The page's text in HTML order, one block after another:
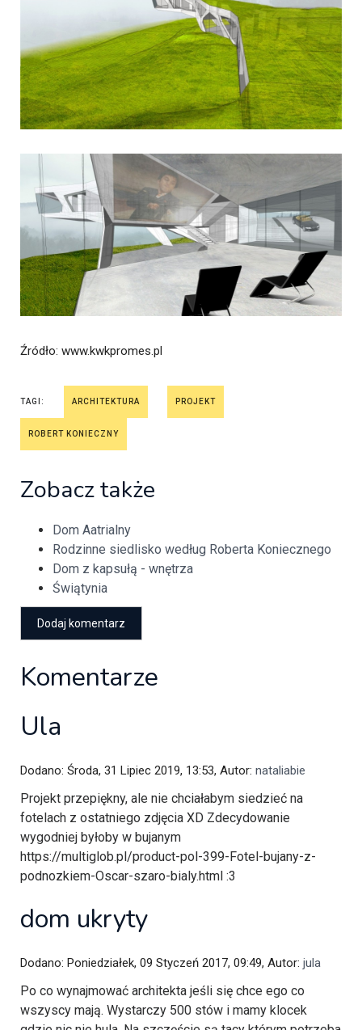
Źródło: www.kwkpromes.pl
TAGI: ARCHITEKTURA PROJEKT
ROBERT KONIECZNY
Zobacz także
Dom Aatrialny
Rodzinne siedlisko według Roberta Koniecznego
Dom z kapsułą - wnętrza
Świątynia
Komentarze
Ula
Dodano: Środa, 31 Lipiec 2019, 13:53, Autor: nataliabie
Projekt przepiękny, ale nie chciałabym siedzieć na
fotelach z ostatniego zdjęcia XD Zdecydowanie
wygodniej byłoby w bujanym
https://multiglob.pl/product-pol-399-Fotel-bujany-z-
podnozkiem-Oscar-szaro-bialy.html :3
dom ukryty
Dodano: Poniedziałek, 09 Styczeń 2017, 09:49, Autor: jula
Po co wynajmować architekta jeśli się chce ego co
wszyscy mają. Wystarczy 500 stów i mamy klocek